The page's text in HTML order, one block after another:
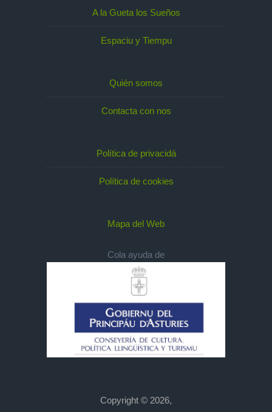
A la Gueta los Sueños
Espaciu y Tiempu
Quién somos
Contacta con nos
Política de privacidá
Política de cookies
Mapa del Web
Cola ayuda de
Copyright © 2026,